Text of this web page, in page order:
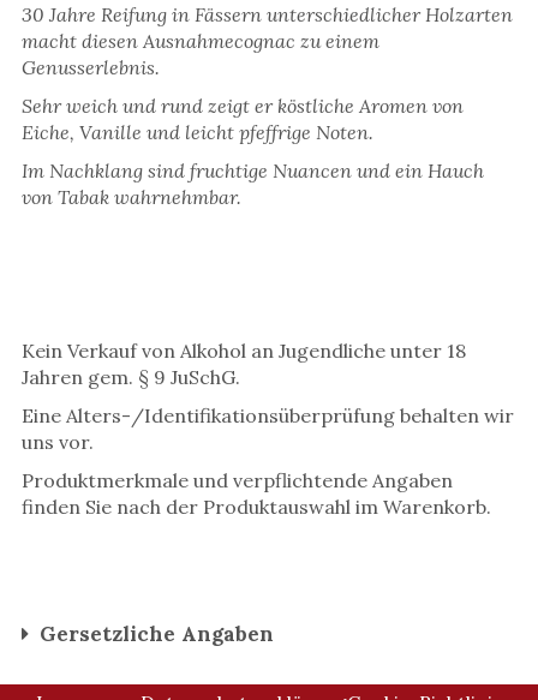
30 Jahre Reifung in Fässern unterschiedlicher Holzarten
macht diesen Ausnahmecognac zu einem
Genusserlebnis.
Sehr weich und rund zeigt er köstliche Aromen von
Eiche, Vanille und leicht pfeffrige Noten.
Im Nachklang sind fruchtige Nuancen und ein Hauch
von Tabak wahrnehmbar.
Kein Verkauf von Alkohol an Jugendliche unter 18
Jahren gem. § 9 JuSchG.
Eine Alters-/Identifikationsüberprüfung behalten wir
uns vor.
Produktmerkmale und verpflichtende Angaben
finden Sie nach der Produktauswahl im Warenkorb.
Gersetzliche Angaben